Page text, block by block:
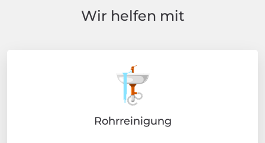
Wir helfen mit
Rohrreinigung